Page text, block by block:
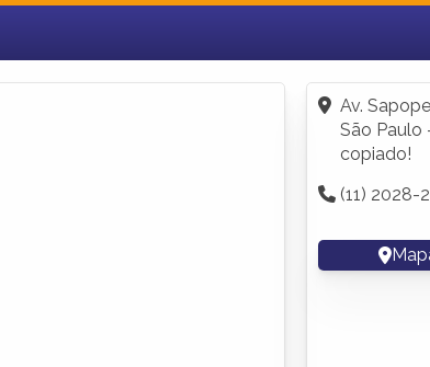
Fazer login
Criar conta
Av.
São Paulo
copiado!
(11) 2028-